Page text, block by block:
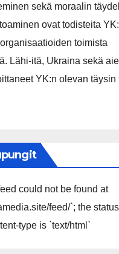
sekä moraalin
ovat todisteita
toimista
Lähi-itä, Ukraina sekä
YK:n olevan täysin
could not be found at
feed/`; the
type is `text/html`